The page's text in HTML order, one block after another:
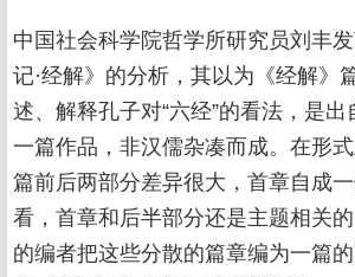
中国社会科学院哲学所研究员刘丰
记·经解》的分析，其以为《经解》
述、解释孔子对“六经”的看法，是
一篇作品，非汉儒杂凑而成。在形
篇前后两部分差异很大，首章自成
看，首章和后半部分还是主题相关
的编者把这些分散的篇章编为一篇